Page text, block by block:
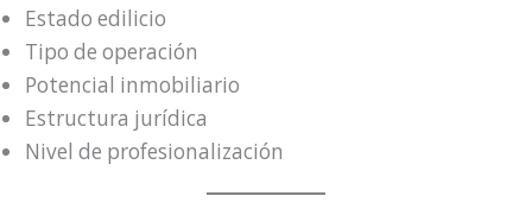
Estado edilicio
Tipo de operación
Potencial inmobiliario
Estructura jurídica
Nivel de profesionalización